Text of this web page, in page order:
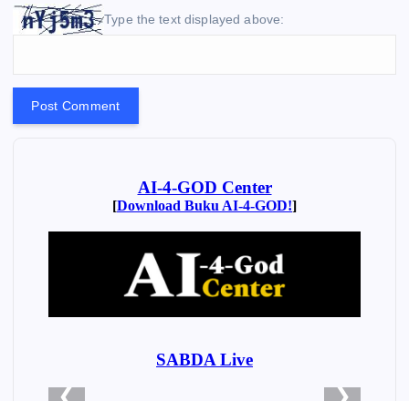
Type the text displayed above: